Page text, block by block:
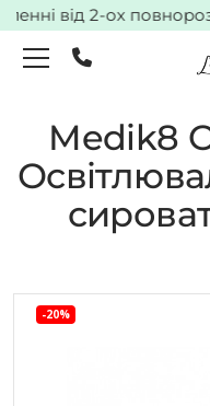
від 2-ох
Medik8
-20%